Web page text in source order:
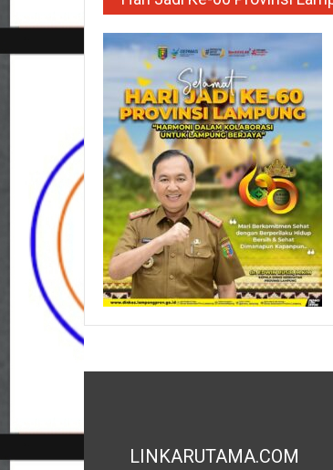
LINKARUTAMA.COM